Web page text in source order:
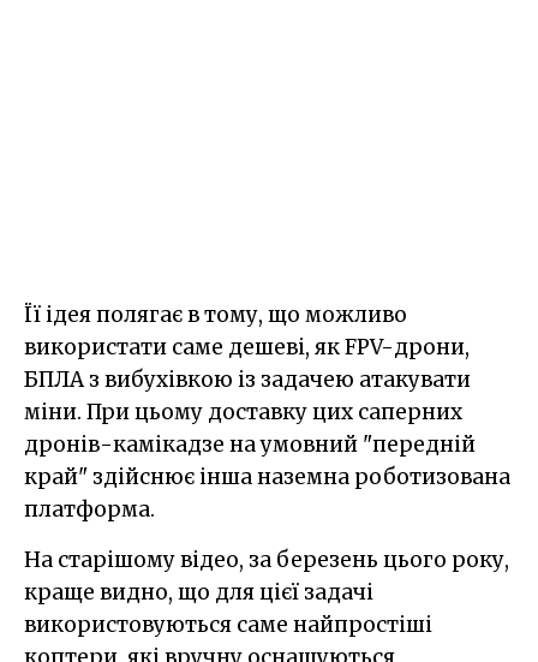
Її ідея полягає в тому, що можливо
використати саме дешеві, як FPV-дрони,
БПЛА з вибухівкою із задачею атакувати
міни. При цьому доставку цих саперних
дронів-камікадзе на умовний "передній
край" здійснює інша наземна роботизована
платформа.
На старішому відео, за березень цього року,
краще видно, що для цієї задачі
використовуються саме найпростіші